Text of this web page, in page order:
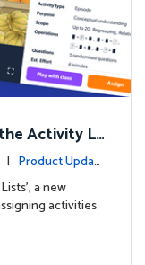
Activity Li
| Product Updat
a new
activities